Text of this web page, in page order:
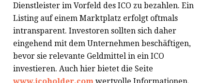
Dienstleister im Vorfeld des ICO zu bezahlen. Ein
Listing auf einem Marktplatz erfolgt oftmals
intransparent. Investoren sollten sich daher
eingehend mit dem Unternehmen beschäftigen,
bevor sie relevante Geldmittel in ein ICO
investieren. Auch hier bietet die Seite